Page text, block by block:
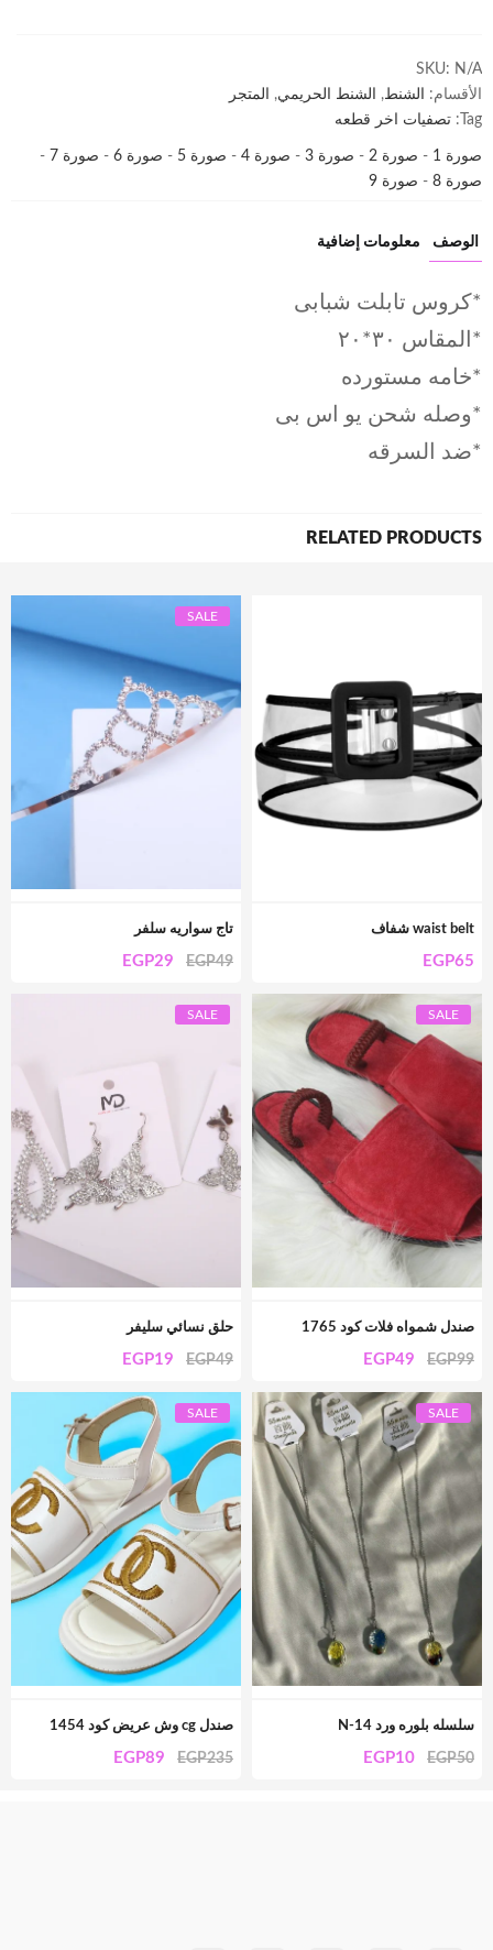
SKU: N/A
الأقسام:
الشنط, الشنط الحريمي,
المتجر
Tag:
تصفيات اخر قطعه
صورة 1 - صورة 2 - صورة 3 - صورة 4 - صورة 5 - صورة 6 - صورة 7
-
صورة 8
- صورة 9
الوصف معلومات إضافية
*كروس تابلت شبابى
*المقاس ٣٠*٢٠
*خامه مستورده
*وصله شحن يو اس بى
*ضد السرقه
RELATED PRODUCTS
SALE
تاج سواريه سلفر
EGP49
EGP29
waist belt شفاف
EGP65
SALE
حلق نسائي سليفر
EGP49
EGP19
SALE
صندل شمواه فلات كود 1765
EGP99
EGP49
SALE
صندل cg وش عريض كود 1454
EGP235
EGP89
SALE
سلسله بلوره ورد N-14
EGP50
EGP10